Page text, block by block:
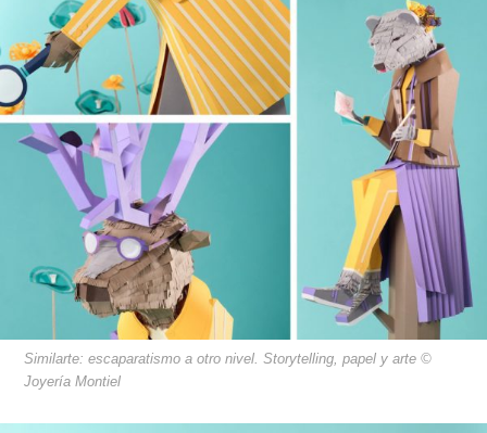
Similarte: escaparatismo a otro nivel. Storytelling, papel y arte ©
Joyería Montiel